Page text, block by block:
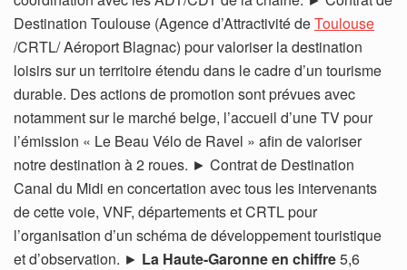
Destination Toulouse (Agence d’Attractivité deToulouse
/CRTL/ Aéroport Blagnac) pour valoriser la destination
loisirs sur un territoire étendu dans le cadre d’un tourisme
durable. Des actions de promotion sont prévues avec
notamment sur le marché belge, l’accueil d’une TV pour
l’émission « Le Beau Vélo de Ravel » afin de valoriser
notre destination à 2 roues. ► Contrat de Destination
Canal du Midi en concertation avec tous les intervenants
de cette voie, VNF, départements et CRTL pour
l’organisation d’un schéma de développement touristique
et d’observation. ► La Haute-Garonne en chiffre5,6